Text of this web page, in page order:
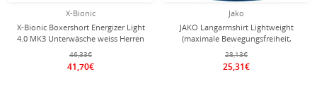
X-Bionic
X-Bionic Boxershort Energizer Light
4.0 MK3 Unterwäsche weiss Herren
46,33€
41,70€
Jako
JAKO Langarmshirt Lightweight
(maximale Bewegungsfreiheit,
nahtlos) Unterwäsche royalblau
Herren
28,13€
25,31€